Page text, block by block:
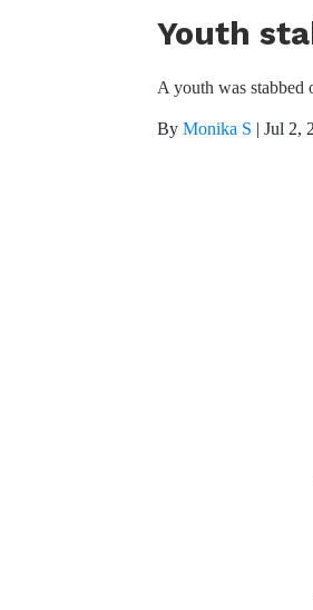
Youth
A youth was stabbed
By Monika S | Jul 2,